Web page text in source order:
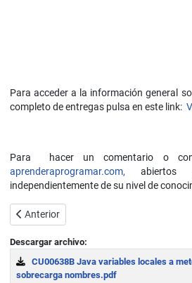
Para acceder a la información general
completo de entregas pulsa en este link:
Para hacer un comentario o
aprenderaprogramar.com, abiertos
independientemente de su nivel de
Artículo anterior: switch en Java
Anterior
Descargar archivo:
CU00638B Java variables locales a
sobrecarga nombres.pdf